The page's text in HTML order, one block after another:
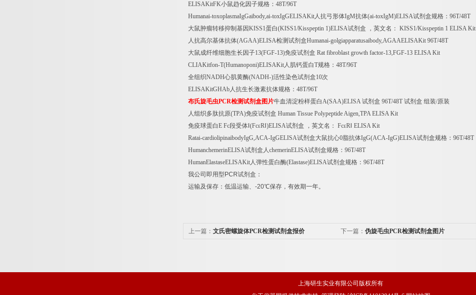
ELISAKitFK小鼠趋化因子规格： 48T/96T
Humanai-toxoplasmaIgGaibody,ai-toxIgGELISAKit人抗弓形体IgM抗体(ai-toxIgM)ELISA试剂盒规格： 96T/48T
大鼠肿瘤转移抑制基因KISS1蛋白(KISS1/Kisspeptin 1)ELISA试剂盒 ，英文名： KISS1/Kisspeptin 1 ELISA Kit
人抗高尔基体抗体(AGAA)ELISA检测试剂盒Humanai-golgiapparatusaibody,AGAAELISAKit 96T/48T
大鼠成纤维细胞生长因子13(FGF-13)免疫试剂盒 Rat fibroblast growth factor-13,FGF-13 ELISA Kit
CLIAKitfon-T(Humanoponi)ELISAKit人肌钙蛋白T规格： 48T/96T
全组织NADH心肌黄酶(NADH-)活性染色试剂盒10次
ELISAKitGHAb人抗生长激素抗体规格： 48T/96T
布氏旋毛虫PCR检测试剂盒图片牛血清淀粉样蛋白A(SAA)ELISA试剂盒 96T/48T 试剂盒 组装/原装
人组织多肽抗原(TPA)免疫试剂盒 Human Tissue Polypeptide Aigen,TPA ELISA Kit
免疫球蛋白E Fc段受体Ⅰ (FcεR )ELISA试剂盒 ，英文名： FcεR ELISA Kit
Ratai-cardiolipinaibodyIgG,ACA-IgGELISA试剂盒大鼠抗心0脂抗体IgG(ACA-IgG)ELISA试剂盒规格： 96T/48T
HumanchemerinELISA试剂盒人chemerinELISA试剂盒规格： 96T/48T
HumanElastaseELISAKit人弹性蛋白酶(Elastase)ELISA试剂盒规格： 96T/48T
我公司即用型 PCR试剂盒：
运输及保存：低温运输、 -20℃保存，有效期一年。
上一篇： 文氏密螺旋体PCR检测试剂盒报价 下一篇： 伪旋毛虫PCR检测试剂盒图片
上海研生实业有限公司版权所有